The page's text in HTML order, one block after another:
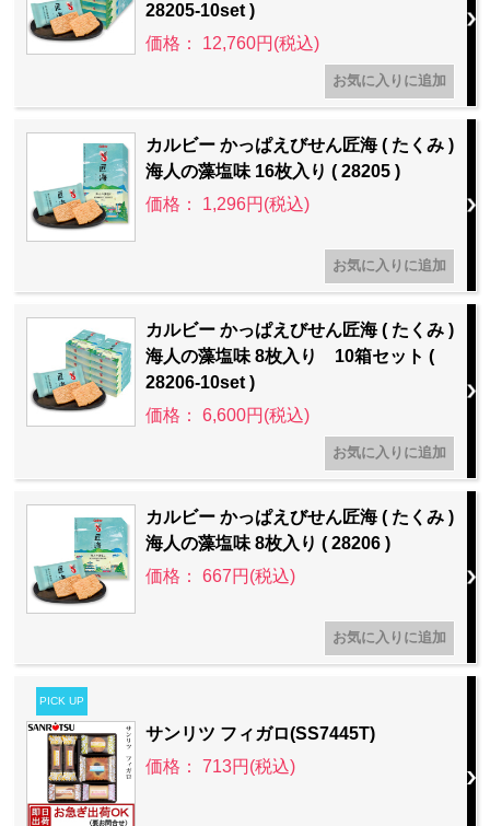
28205-10set )
価格： 12,760円(税込)
カルビー かっぱえびせん匠海 ( たくみ )
海人の藻塩味 16枚入り ( 28205 )
価格： 1,296円(税込)
カルビー かっぱえびせん匠海 ( たくみ )
海人の藻塩味 8枚入り 10箱セット (
28206-10set )
価格： 6,600円(税込)
カルビー かっぱえびせん匠海 ( たくみ )
海人の藻塩味 8枚入り ( 28206 )
価格： 667円(税込)
PICK UP
サンリツ フィガロ(SS7445T)
価格： 713円(税込)